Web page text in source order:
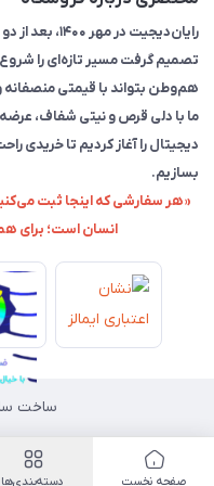
رایان‌دیجیت
تصمیم گرفت مسیر تازه‌ای را
هم‌وطن بتواند با قیمتی منصفانه
ما با دلی قرص و نیتی شفاف،
دیجیتال را آغاز کردیم تا خریدی
بسازیم.
«هر سفارشی که اینجا ثبت
انسان است؛ برای
ساخت
صفحه نخست دسته‌بندی‌ها